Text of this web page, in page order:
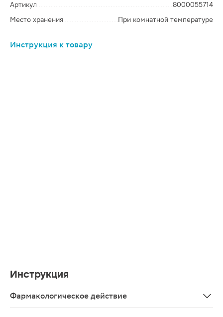
Артикул
8000055714
Место хранения
При комнатной температуре
Инструкция к товару
Инструкция
Фармакологическое действие